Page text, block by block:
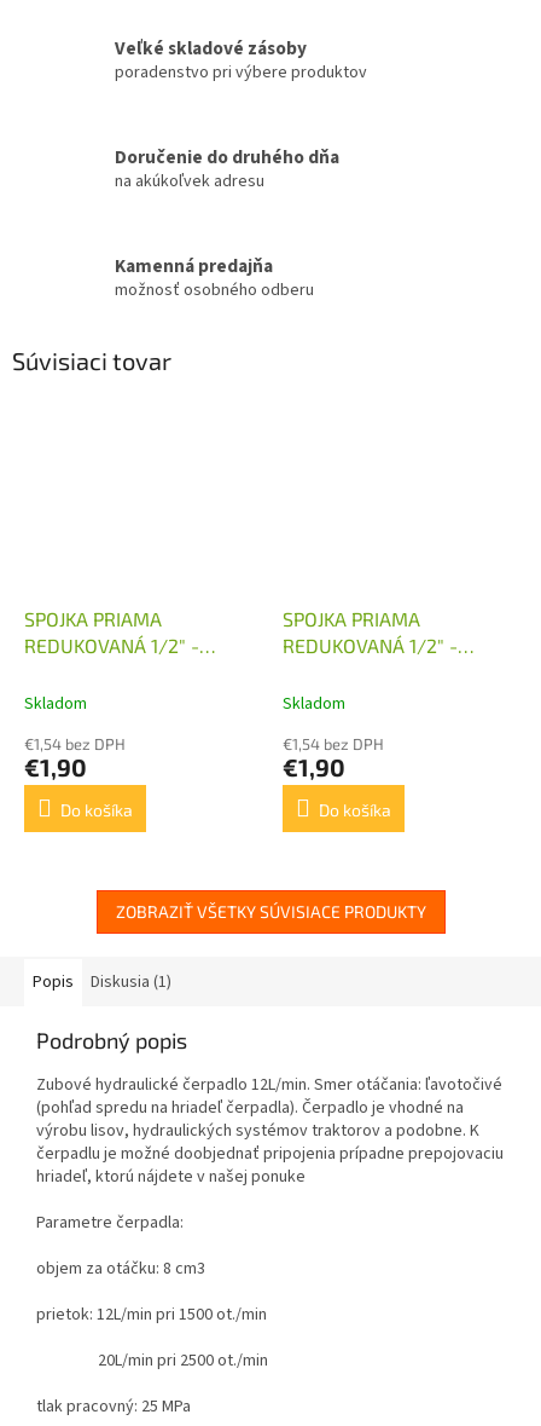
Veľké skladové zásoby
poradenstvo pri výbere produktov
Doručenie do druhého dňa
na akúkoľvek adresu
Kamenná predajňa
možnosť osobného odberu
Súvisiaci tovar
SPOJKA PRIAMA
REDUKOVANÁ 1/2" -
Skladom
€1,54 bez DPH
€1,90
Do košíka
SPOJKA PRIAMA
REDUKOVANÁ 1/2" -
Skladom
€1,54 bez DPH
€1,90
Do košíka
ZOBRAZIŤ VŠETKY SÚVISIACE PRODUKTY
Popis Diskusia (1)
Podrobný popis
Zubové hydraulické čerpadlo 12L/min. Smer otáčania: ľavotočivé
(pohľad spredu na hriadeľ čerpadla). Čerpadlo je vhodné na
výrobu lisov, hydraulických systémov traktorov a podobne. K
čerpadlu je možné doobjednať pripojenia prípadne prepojovaciu
hriadeľ, ktorú nájdete v našej ponuke
Parametre čerpadla:
objem za otáčku: 8 cm3
prietok: 12L/min pri 1500 ot./min
20L/min pri 2500 ot./min
tlak pracovný: 25 MPa